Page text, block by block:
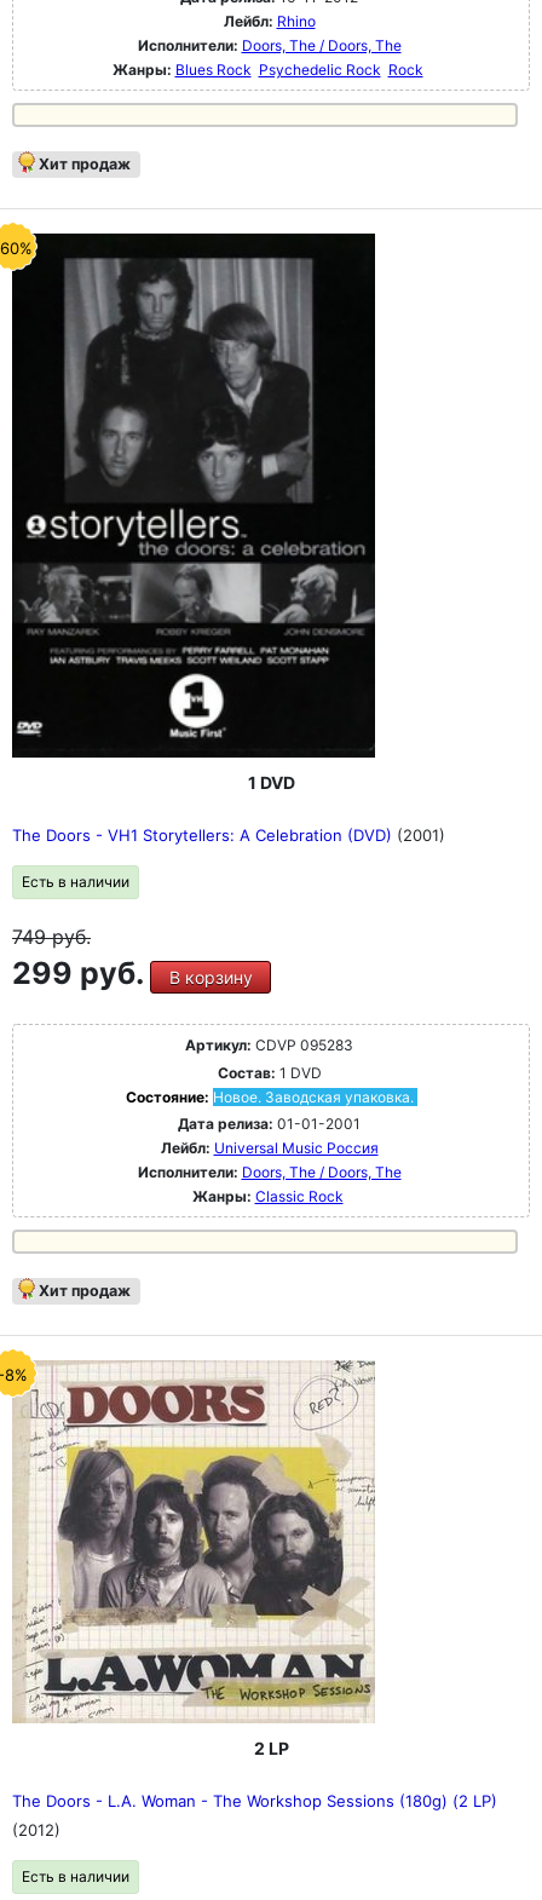
Лейбл: Rhino
Исполнители: Doors, The / Doors, The
Жанры: Blues Rock Psychedelic Rock Rock
Хит продаж
1 DVD
The Doors - VH1 Storytellers: A Celebration (DVD) (2001)
Есть в наличии
749руб.
299 руб. В корзину
Артикул: CDVP 095283
Состав: 1 DVD
Состояние: Новое. Заводская упаковка.
Дата релиза: 01-01-2001
Лейбл: Universal Music Россия
Исполнители: Doors, The / Doors, The
Жанры: Classic Rock
Хит продаж
8%
2 LP
The Doors - L.A. Woman - The Workshop Sessions (180g) (2 LP)
(2012)
Есть в наличии